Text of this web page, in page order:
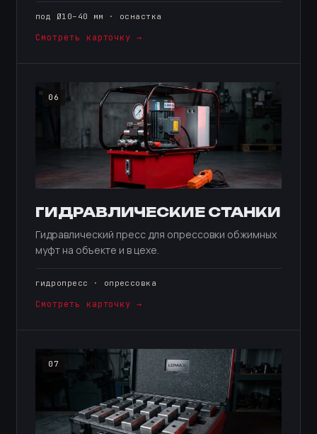
под Ø10–40 мм · оснастка
Смотреть карточку →
06
ГИДРАВЛИЧЕСКИЕ СТАНКИ
Гидравлический пресс для опрессовки обжимных
муфт на объекте и в цехе.
гидропресс · опрессовка
Смотреть карточку →
07